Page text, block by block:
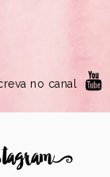
no canal
9